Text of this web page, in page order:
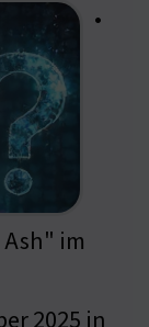
•
im